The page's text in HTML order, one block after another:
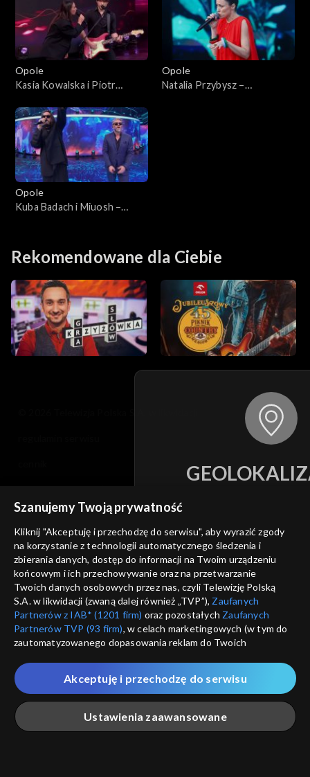
Opole
Kasia Kowalska i Piotr
62. KFPP: Koncert „Debiuty”
Opole
Natalia Przybysz –
Opole
Kuba Badach i Miuosh –
Koncert „Debiuty”
Rekomendowane dla Ciebie
Kraj, z którego się
Zjednoczone , w związku z
na platformie TVP VOD
nieodstępna. Sprawdź, które
obejrzeć.
Nie pokazuj
moje zgody
pomoc
kontakt
voucher
dostępność
informacje o dostawcy usług
Szanujemy Twoją prywatność
Kliknij "Akceptuję i przechodzę do serwisu", aby wyrazić zgody
na korzystanie z technologii automatycznego śledzenia i
zbierania danych, dostęp do informacji na Twoim urządzeniu
końcowym i ich przechowywanie oraz na przetwarzanie
Twoich danych osobowych przez nas, czyli Telewizję Polską
S.A. w likwidacji (zwaną dalej również „TVP”), Zaufanych
Partnerów z IAB* (1201 firm) oraz pozostałych Zaufanych
Partnerów TVP (93 firm), w celach marketingowych (w tym do
zautomatyzowanego dopasowania reklam do Twoich
które wskazujemy poniżej, a także zgody na udostępnianie
przez nas identyfikatora PPID do Google.
Twoje dane osobowe zbierane podczas odwiedzania przez
Ciebie naszych
poszczególnych serwisówzwanych dalej
„Portalem”, w tym informacje zapisywane za pomocą
Ustawienia zaawansowane
Akceptuję i przechodzę do serwisu